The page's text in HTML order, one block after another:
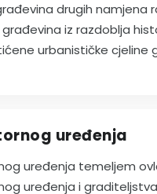
drugih namjena
iz razdoblja
urbanističke cjeline
uređenja
uređenja temeljem
uređenja i graditeljstva